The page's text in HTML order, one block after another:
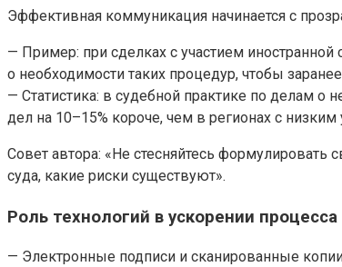
Эффективная коммуникация начинается с
— Пример: при сделках с участием иностранной
о необходимости таких процедур, чтобы
— Статистика: в судебной практике по делам
дел на 10–15% короче, чем в регионах с
Совет автора: «Не стесняйтесь формулировать
суда, какие риски существуют».
Роль технологий в ускорении процесса
— Электронные подписи и сканированные